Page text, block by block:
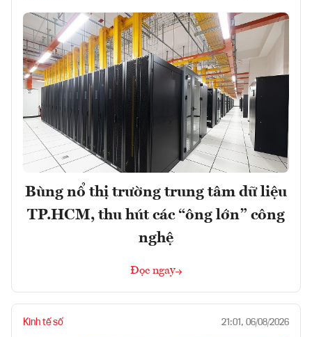
Bùng nổ thị trường trung tâm dữ liệu
TP.HCM, thu hút các “ông lớn” công
nghệ
Đọc ngay
Kinh tế số 21:01, 06/08/2026